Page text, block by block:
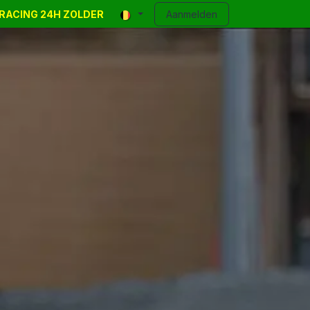
Events Classifieds Contact Blog
24H ZOLDER Aanmelden